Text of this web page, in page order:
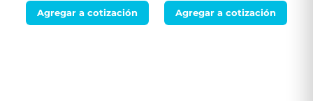
Agregar a cotización Agregar a cotización